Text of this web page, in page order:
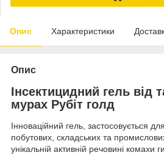
Опис Характеристики
Опис
Інсектицидний гель від
мурах Рубіт голд
Інноваційний гель, застосовується
побутових, складських та
унікальній активній речовині комахи